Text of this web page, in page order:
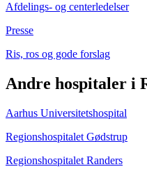
Afdelings- og centerledelser
Presse
Ris, ros og gode forslag
Andre hospitaler i
Aarhus Universitetshospital
Regionshospitalet Gødstrup
Regionshospitalet Randers